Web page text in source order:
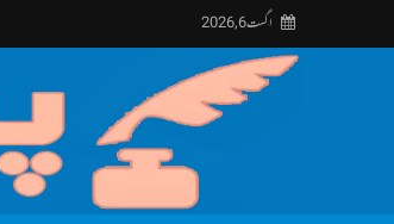
اگست 6, 2026